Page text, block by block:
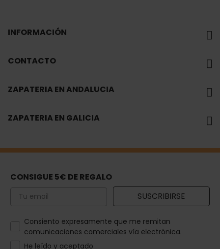
INFORMACIÓN
CONTACTO
ZAPATERIA EN ANDALUCIA
ZAPATERIA EN GALICIA
CONSIGUE 5€ DE REGALO
Email SUSCRIBIRSE
How would you like to hear from us?
Consiento expresamente que me remitan
comunicaciones comerciales vía electrónica.
He leído y aceptado